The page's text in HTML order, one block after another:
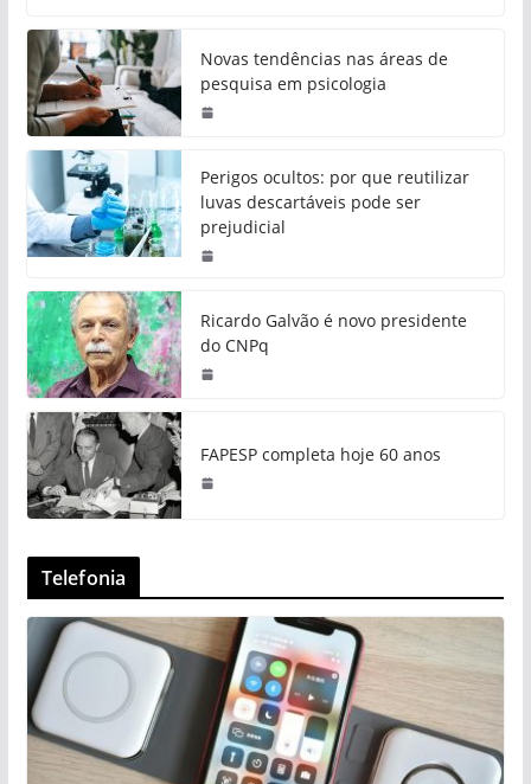
Novas tendências nas áreas de
pesquisa em psicologia
Perigos ocultos: por que reutilizar
luvas descartáveis pode ser
prejudicial
Ricardo Galvão é novo presidente
do CNPq
FAPESP completa hoje 60 anos
Telefonia